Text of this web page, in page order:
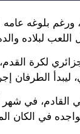
ورغم بلوغه
لبلاده
لكرة
ليبدأ الطرفان
القادم، في
تواجده في